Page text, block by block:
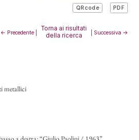
QRcode PDF
← Precedente|
Torna ai risultati
della ricerca
Successiva →
metallici